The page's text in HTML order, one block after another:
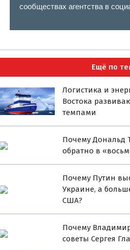
сообществах агентства в
Ещё по
Логистика и
Востока
темпами
Почему Дональд
обратно в
Почему Путин
Украине, а
США?
Почему
советы Сергея